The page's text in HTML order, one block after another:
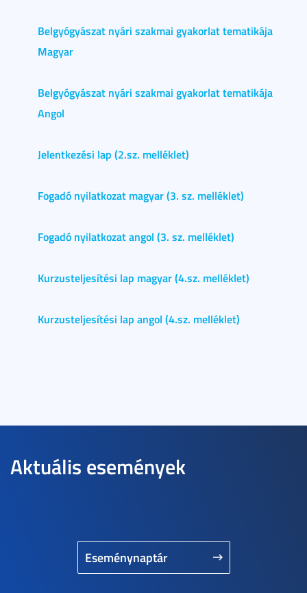
Belgyógyászat nyári szakmai gyakorlat tematikája
Magyar
Belgyógyászat nyári szakmai gyakorlat tematikája
Angol
Jelentkezési lap (2.sz. melléklet)
Fogadó nyilatkozat magyar (3. sz. melléklet)
Fogadó nyilatkozat angol (3. sz. melléklet)
Kurzusteljesítési lap magyar (4.sz. melléklet)
Kurzusteljesítési lap angol (4.sz. melléklet)
Aktuális események
Eseménynaptár